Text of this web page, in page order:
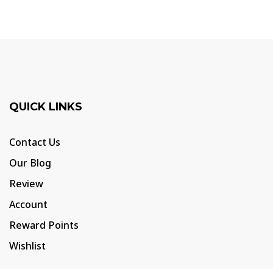
QUICK LINKS
Contact Us
Our Blog
Review
Account
Reward Points
Wishlist